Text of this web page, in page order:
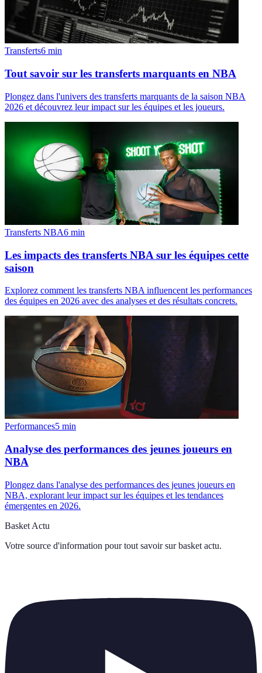
Transferts6 min
Tout savoir sur les transferts marquants en NBA
Plongez dans l'univers des transferts marquants de la saison NBA
2026 et découvrez leur impact sur les équipes et les joueurs.
Transferts NBA6 min
Les impacts des transferts NBA sur les équipes cette
saison
Explorez comment les transferts NBA influencent les performances
des équipes en 2026 avec des analyses et des résultats concrets.
Performances5 min
Analyse des performances des jeunes joueurs en
NBA
Plongez dans l'analyse des performances des jeunes joueurs en
NBA, explorant leur impact sur les équipes et les tendances
émergentes en 2026.
Basket Actu
Votre source d'information pour tout savoir sur basket actu.